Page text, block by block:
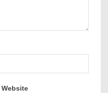
Website